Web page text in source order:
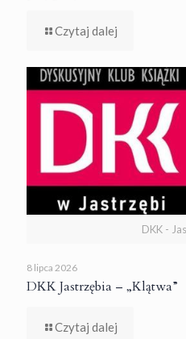
Czytaj dalej
DKK -
8 lipca 2026
DKK Jastrzębia – „Klątwa”
Czytaj dalej